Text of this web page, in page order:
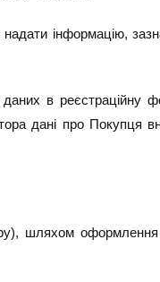
інформацію,
в реєстраційну
дані про Покупця
шляхом